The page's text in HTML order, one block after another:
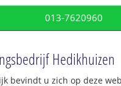
013-7620960
Hedikhuizen
bevindt u zich op deze